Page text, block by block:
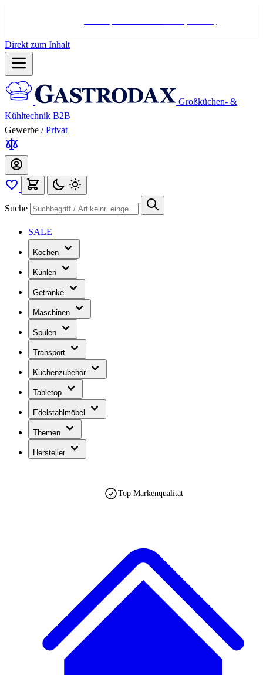
Direkt zum Inhalt
Großküchen- &
Kühltechnik B2B
Gewerbe / Privat
Suche
SALE
Kochen
Kühlen
Getränke
Maschinen
Spülen
Transport
Küchenzubehör
Tabletop
Edelstahlmöbel
Themen
Hersteller
Top Markenqualität